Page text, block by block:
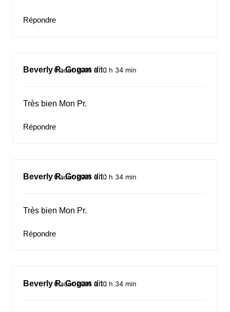
Répondre
Beverly R. Gogan dit :
6 août 2016 à 10 h 34 min
Très bien Mon Pr.
Répondre
Beverly R. Gogan dit :
6 août 2016 à 10 h 34 min
Très bien Mon Pr.
Répondre
Beverly R. Gogan dit :
6 août 2016 à 10 h 34 min